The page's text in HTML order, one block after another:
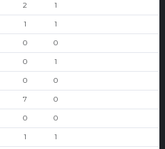
2 1
1 1
0 0
0 1
0 0
7 0
0 0
1 1